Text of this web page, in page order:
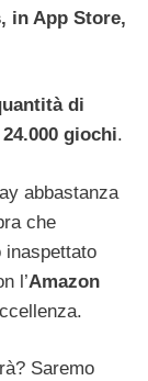
in App Store,
di
giochi.
abbastanza
che
inaspettato
l’Amazon
Saremo